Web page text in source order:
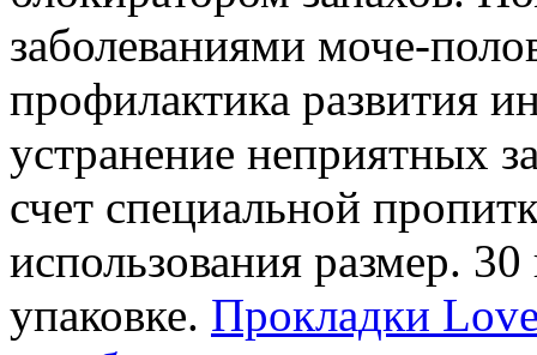
заболеваниями моче-
профилактика развития
устранение неприятных
счет специальной
использования размер.
упаковке. Прокладки